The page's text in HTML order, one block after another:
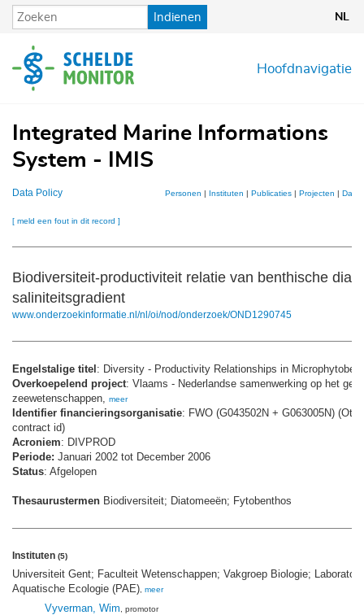
Overslaan
en
de
inhoud
Indienen NL
Hoofdnavigatie
Integrated Marine Informations
System - IMIS
Data Policy Personen | Instituten | Publicaties| Projecten |
[ meld een fout in dit record ]
Biodiversiteit-productiviteit relatie van benthische
saliniteitsgradient
www.onderzoekinformatie.nl/nl/oi/nod/onderzoek/OND1290745
Engelstalige titel : Diversity - Productivity Relationships in
Overkoepelend project: Vlaams - Nederlandse samenwerking op het
zeewetenschappen,
meer
Identifier financieringsorganisatie: FWO (G043502N + G063005N)
contract id)
Acroniem: DIVPROD
Periode: Januari 2002 tot December 2006
Status: Afgelopen
Thesaurustermen Biodiversiteit; Diatomeeën; Fytobenthos
Instituten (5)
Universiteit Gent; Faculteit Wetenschappen; Vakgroep Biologie;
Aquatische Ecologie (PAE) meer
Vyverman, Wim , promotor